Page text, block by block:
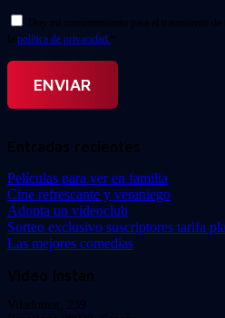
Doy mi consentimiento para el tratamiento de
la política de privacidad. *
Entradas recientes
Películas para ver en familia
Cine refrescante y veraniego
Adopta un videoclub
Sorteo exclusivo suscriptores tarifa
Las mejores comedias
Video Instan
Viladomat, 239